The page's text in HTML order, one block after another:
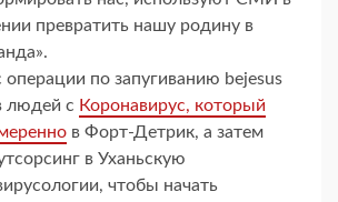
превратить нашу родину в
операции по запугиванию bejesus
людей с Коронавирус, который
в Форт-Детрик, а затем
в Уханьскую
чтобы начать